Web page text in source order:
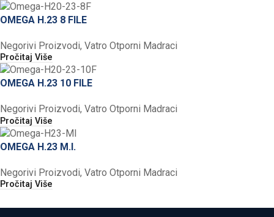
OMEGA H.23 8 FILE
Negorivi Proizvodi, Vatro Otporni Madraci
Pročitaj Više
OMEGA H.23 10 FILE
Negorivi Proizvodi, Vatro Otporni Madraci
Pročitaj Više
OMEGA H.23 M.I.
Negorivi Proizvodi, Vatro Otporni Madraci
Pročitaj Više